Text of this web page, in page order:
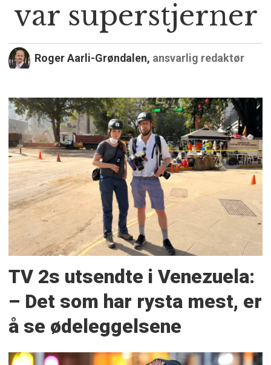
var superstjerner
Roger Aarli-Grøndalen, ansvarlig redaktør
TV 2s utsendte i Venezuela:
– Det som har rysta mest, er
å se ødeleggelsene